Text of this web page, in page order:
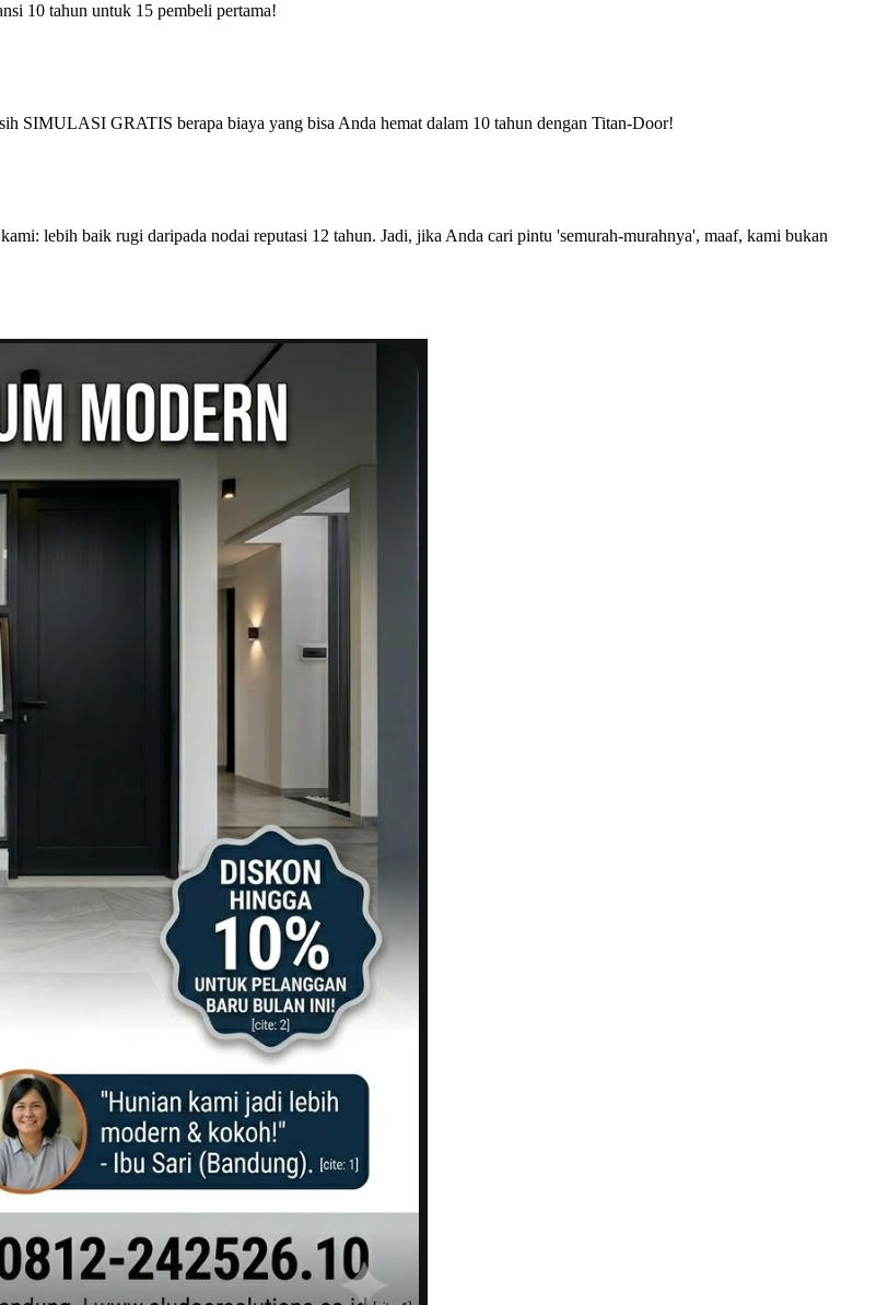
10 tahun untuk 15 pembeli pertama!
GRATIS berapa biaya yang bisa Anda hemat dalam 10 tahun dengan Titan-Door!
lebih baik rugi daripada nodai reputasi 12 tahun. Jadi, jika Anda cari pintu 'semurah-murahnya', maaf, kami bukan